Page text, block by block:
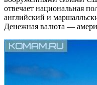
отвечает национальная
английский и
Денежная валюта —